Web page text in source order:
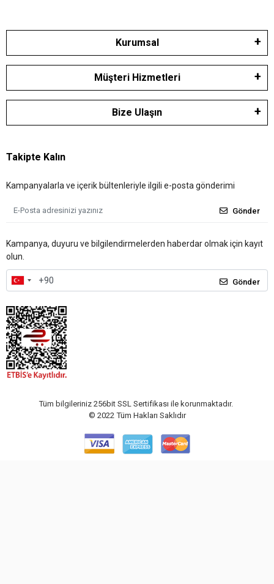
Kurumsal
Müşteri Hizmetleri
Bize Ulaşın
Takipte Kalın
Kampanyalarla ve içerik bültenleriyle ilgili e-posta gönderimi
Gönder
Kampanya, duyuru ve bilgilendirmelerden haberdar olmak için kayıt
olun.
Gönder
Tüm bilgileriniz 256bit SSL Sertifikası ile korunmaktadır.
© 2022 Tüm Hakları Saklıdır